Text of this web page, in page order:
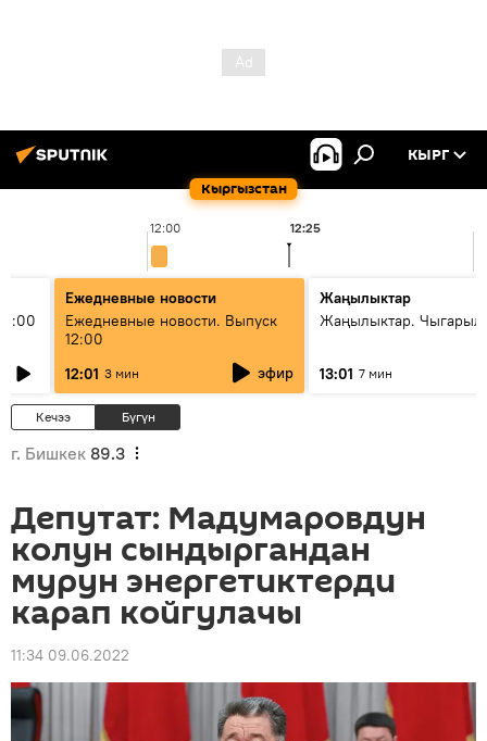
Кыргызстан
КЫРГ
12:00 12:25
Ежедневные новости
Ежедневные новости. Выпуск
12:00
12:01 3 мин эфир
Жаңылыктар
Жаңылыктар.
13:01 7 мин
Кечээ Бүгүн
г. Бишкек 89.3
Депутат: Мадумаровдун
колун сындыргандан
мурун энергетиктерди
карап койгулачы
11:34 09.06.2022